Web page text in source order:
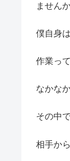
ません
僕自身
作業っ
なかな
その中
相手か